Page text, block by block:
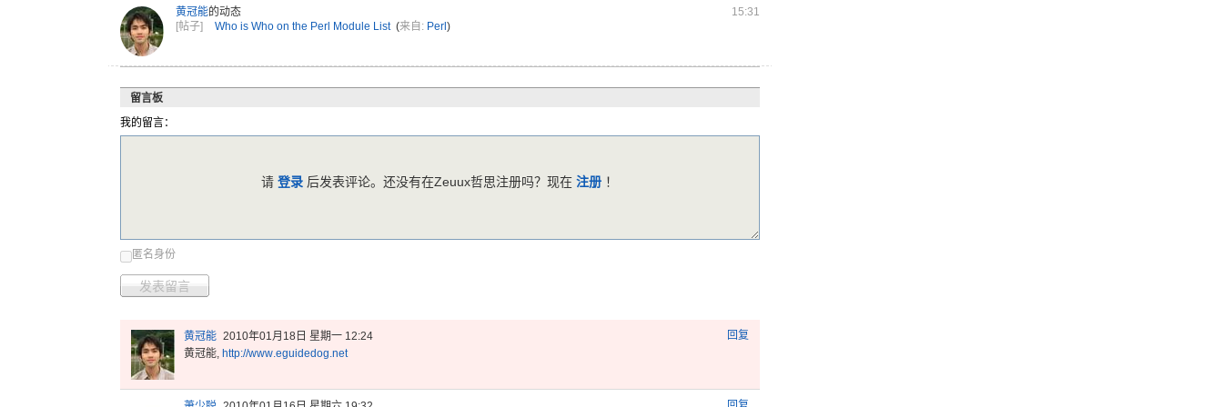
黄冠能的动态
15:31
[帖子]
Who is Who on the Perl Module List(来自: Perl)
留言板
我的留言：
匿名身份
发表留言
请登录 后发表评论。还没有在Zeuux哲思注册吗？现在注册 ！
回复
黄冠能 2010年01月18日 星期一 12:24
黄冠能, http://www.eguidedog.net